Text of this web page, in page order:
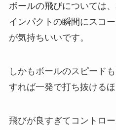
ボールの飛びについては
インパクトの瞬間にスコ
が気持ちいいです。
しかもボールのスピード
すれば一発で打ち抜けるほ
飛びが良すぎてコントロ